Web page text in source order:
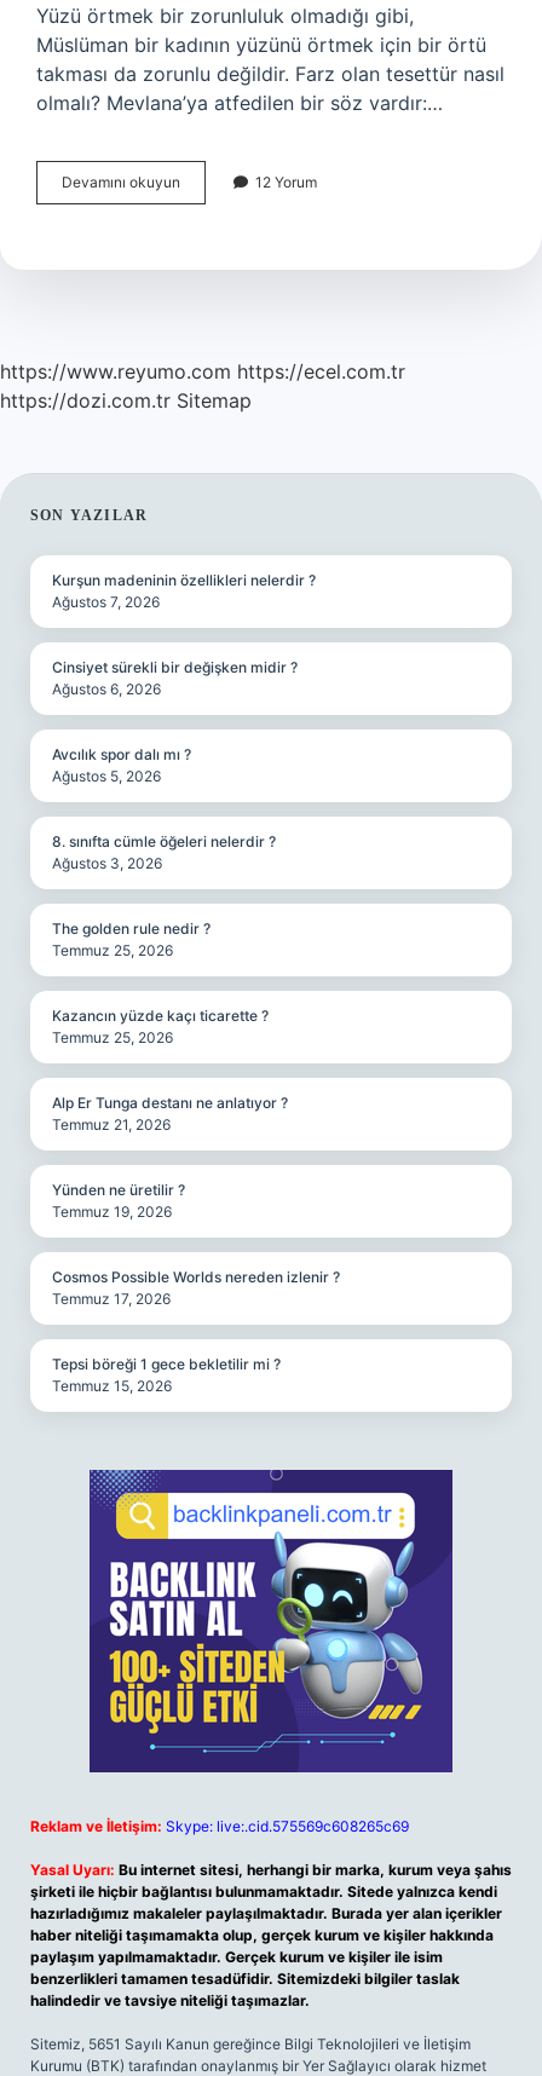
Yüzü örtmek bir zorunluluk olmadığı gibi,
Müslüman bir kadının yüzünü örtmek için bir örtü
takması da zorunlu değildir. Farz olan tesettür nasıl
olmalı? Mevlana’ya atfedilen bir söz vardır:…
Devamını okuyun Tesettürde
Yüz
Mı
12 Yorum
https://www.reyumo.com https://ecel.com.tr
https://dozi.com.tr Sitemap
SIDEBAR
SON YAZILAR
Kurşun madeninin özellikleri nelerdir ?
Ağustos 7, 2026
Cinsiyet sürekli bir değişken midir ?
Ağustos 6, 2026
Avcılık spor dalı mı ?
Ağustos 5, 2026
8. sınıfta cümle öğeleri nelerdir ?
Ağustos 3, 2026
The golden rule nedir ?
Temmuz 25, 2026
Kazancın yüzde kaçı ticarette ?
Temmuz 25, 2026
Alp Er Tunga destanı ne anlatıyor ?
Temmuz 21, 2026
Yünden ne üretilir ?
Temmuz 19, 2026
Cosmos Possible Worlds nereden izlenir ?
Temmuz 17, 2026
Tepsi böreği 1 gece bekletilir mi ?
Temmuz 15, 2026
Reklam ve İletişim: Skype: live:.cid.575569c608265c69
Yasal Uyarı: Bu internet sitesi, herhangi bir marka, kurum veya şahıs
şirketi ile hiçbir bağlantısı bulunmamaktadır. Sitede yalnızca kendi
hazırladığımız makaleler paylaşılmaktadır. Burada yer alan içerikler
haber niteliği taşımamakta olup, gerçek kurum ve kişiler hakkında
paylaşım yapılmamaktadır. Gerçek kurum ve kişiler ile isim
benzerlikleri tamamen tesadüfidir. Sitemizdeki bilgiler taslak
halindedir ve tavsiye niteliği taşımazlar.
Sitemiz, 5651 Sayılı Kanun gereğince Bilgi Teknolojileri ve İletişim
Kurumu (BTK) tarafından onaylanmış bir Yer Sağlayıcı olarak hizmet